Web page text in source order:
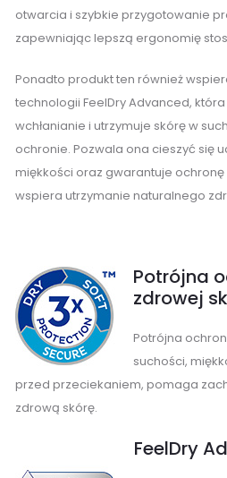
otwarcia i szybkie przygotowanie
zapewniając lepszą ergonomię
Ponadto produkt ten również
technologii FeelDry Advanced,
wchłanianie i utrzymuje skórę w
ochronie. Pozwala ona cieszyć się
miękkości oraz gwarantuje
wspiera utrzymanie naturalnego
Potrójna
zdrowej
Potrójna
suchości,
przed przeciekaniem, pomaga
zdrową skórę.
FeelDry